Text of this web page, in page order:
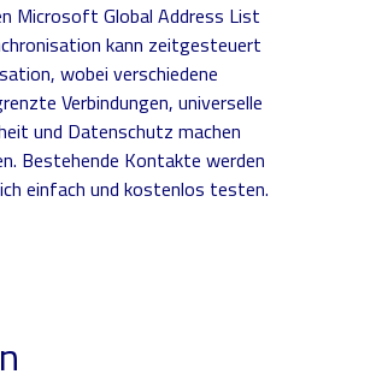
Microsoft Global Address List
kann zeitgesteuert
wobei verschiedene
Verbindungen, universelle
und Datenschutz machen
Bestehende Kontakte werden
einfach und kostenlos testen.